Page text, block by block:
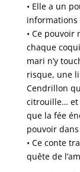
• Elle a un
informations
• Ce
chaque
mari n’y
risque, une
Cendrillon
citrouille… et
que la fée
pouvoir
• Ce conte
quête de